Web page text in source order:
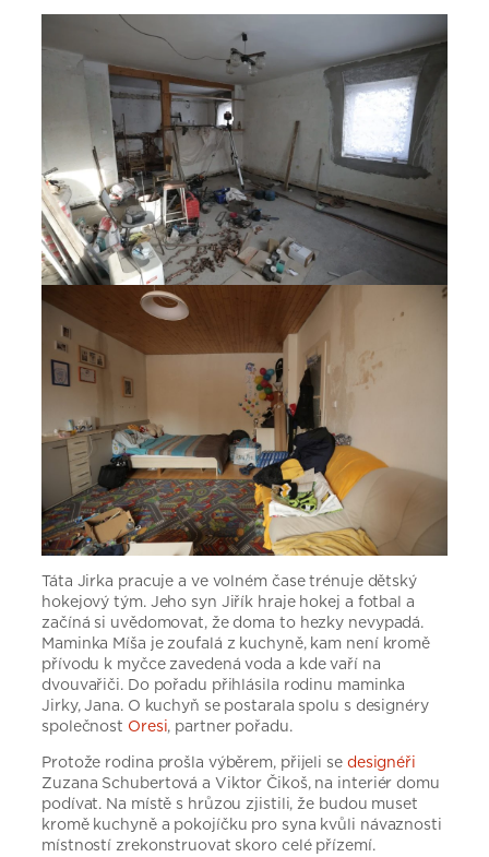
Táta Jirka pracuje a ve volném čase trénuje dětský
hokejový tým. Jeho syn Jiřík hraje hokej a fotbal a
začíná si uvědomovat, že doma to hezky nevypadá.
Maminka Míša je zoufalá z kuchyně, kam není kromě
přívodu k myčce zavedená voda a kde vaří na
dvouvařiči. Do pořadu přihlásila rodinu maminka
Jirky, Jana. O kuchyň se postarala spolu s designéry
společnost Oresi, partner pořadu.
Protože rodina prošla výběrem, přijeli se designéři
Zuzana Schubertová a Viktor Čikoš, na interiér domu
podívat. Na místě s hrůzou zjistili, že budou muset
kromě kuchyně a pokojíčku pro syna kvůli návaznosti
místností zrekonstruovat skoro celé přízemí.